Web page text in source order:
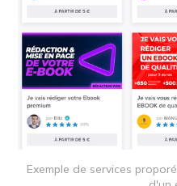
Exemple de services